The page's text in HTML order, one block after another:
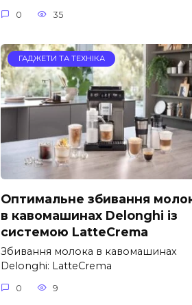
0 35
ГАДЖЕТИ ТА ТЕХНІКА
Оптимальне збивання
в кавомашинах Delonghi із
системою LatteCrema
Збивання молока в кавомашинах
Delonghi: LatteCrema
0 9